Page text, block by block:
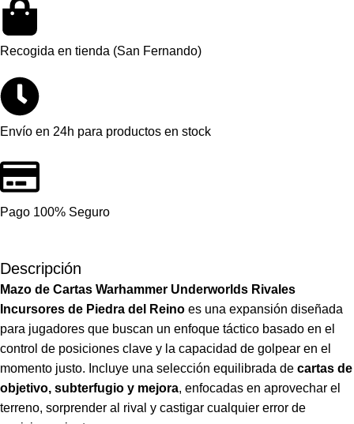
Recogida en tienda (San Fernando)
Envío en 24h para productos en stock
Pago 100% Seguro
Descripción
Mazo de Cartas Warhammer Underworlds Rivales
Incursores de Piedra del Reino es una expansión diseñada
para jugadores que buscan un enfoque táctico basado en el
control de posiciones clave y la capacidad de golpear en el
momento justo. Incluye una selección equilibrada de cartas de
objetivo, subterfugio y mejora, enfocadas en aprovechar el
terreno, sorprender al rival y castigar cualquier error de